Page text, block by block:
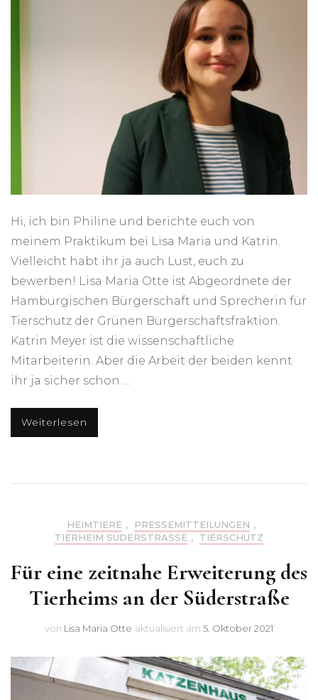
Hi, ich bin Philine und berichte euch von
meinem Praktikum bei Lisa Maria und Katrin.
Vielleicht habt ihr ja auch Lust, euch zu
bewerben! Lisa Maria Otte ist Abgeordnete der
Hamburgischen Bürgerschaft und Sprecherin für
Tierschutz der Grünen Bürgerschaftsfraktion.
Katrin Meyer ist die wissenschaftliche
Mitarbeiterin. Aber die Arbeit der beiden kennt
ihr ja sicher schon …
Weiterlesen
HEIMTIERE , PRESSEMITTEILUNGEN ,
TIERHEIM SÜDERSTRASSE
, TIERSCHUTZ
Für eine zeitnahe Erweiterung des
Tierheims an der Süderstraße
von Lisa Maria Otte aktualisiert am 5. Oktober 2021